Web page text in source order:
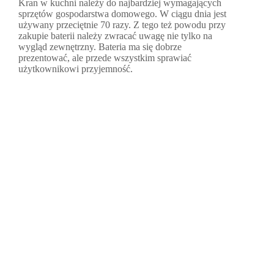
Kran w kuchni należy do najbardziej wymagających
sprzętów gospodarstwa domowego. W ciągu dnia jest
używany przeciętnie 70 razy. Z tego też powodu przy
zakupie baterii należy zwracać uwagę nie tylko na
wygląd zewnętrzny. Bateria ma się dobrze
prezentować, ale przede wszystkim sprawiać
użytkownikowi przyjemność.